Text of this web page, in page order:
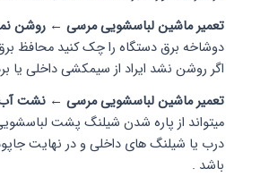
تعمیر ماشین لباسشویی مرسی ← روشن
دوشاخه برق دستگاه را چک کنید محافظ
اگر روشن نشد ایراد از سیمکشی داخلی یا
تعمیر ماشین لباسشویی مرسی ← نشت
میتواند از پاره شدن شیلنگ پشت
درب یا شیلنگ های داخلی و در نهایت
باشد .